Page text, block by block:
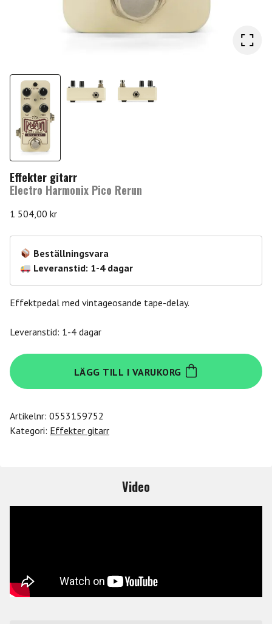
Effekter gitarr
Electro Harmonix Pico Rerun
1 504,00 kr
Beställningsvara
Leveranstid: 1-4 dagar
Effektpedal med vintageosande tape-delay.
Leveranstid: 1-4 dagar
Electro
Harmonix
Pico
mängd
LÄGG TILL I VARUKORG
Artikelnr: 0553159752
Kategori: Effekter gitarr
Video